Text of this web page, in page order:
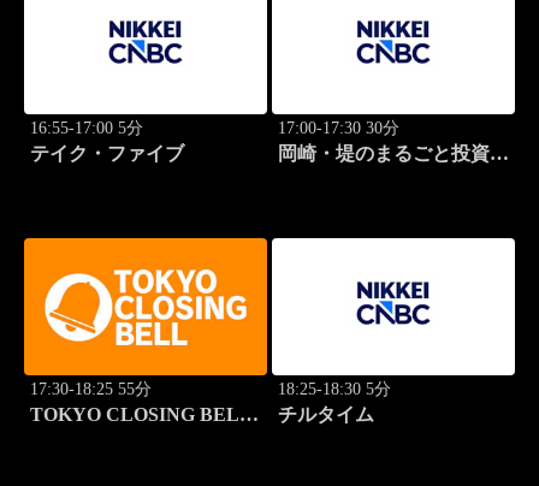
16:55-17:00 5分
テイク・ファイブ
17:00-17:30 30分
岡崎・堤のまるごと投資道
17:30-18:25 55分
TOKYO CLOSING BELL
18:25-18:30 5分
チルタイム